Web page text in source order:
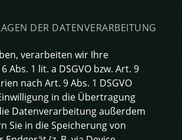
DER DATENVERARBEITUNG
verarbeiten wir Ihre
1 lit. a DSGVO bzw. Art. 9
nach Art. 9 Abs. 1 DSGVO
in die Übertragung
Datenverarbeitung außerdem
Sie in die Speicherung von